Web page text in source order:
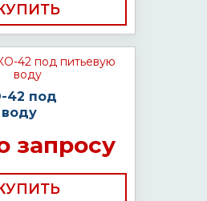
42 под
запросу